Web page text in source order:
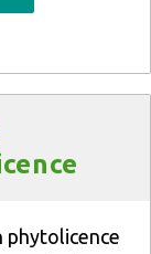
phytolicence